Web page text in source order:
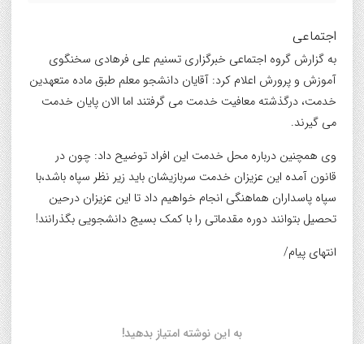
اجتماعی
به گزارش گروه اجتماعی خبرگزاری تسنیم علی فرهادی سخنگوی
آموزش و پرورش اعلام کرد: آقایان دانشجو معلم طبق ماده متعهدین
خدمت، درگذشته معافیت خدمت می گرفتند اما الان پایان خدمت
می گیرند.
وی همچنین درباره محل خدمت این افراد توضیح داد: چون در
قانون آمده این عزیزان خدمت سربازیشان باید زیر نظر سپاه باشد،با
سپاه پاسداران هماهنگی انجام خواهیم داد تا این عزیزان درحین
تحصیل بتوانند دوره مقدماتی را با کمک بسیج دانشجویی بگذرانند!
انتهای پیام/
به این نوشته امتیاز بدهید!